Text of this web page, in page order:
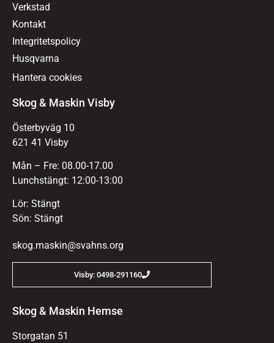
Verkstad
Kontakt
Integritetspolicy
Husqvarna
Hantera cookies
Skog & Maskin Visby
Österbyväg 10
621 41 Visby
Mån – Fre: 08.00-17.00
Lunchstängt: 12:00-13:00
Lör: Stängt
Sön: Stängt
skog.maskin@svahns.org
Visby: 0498-291160
Skog & Maskin Hemse
Storgatan 51